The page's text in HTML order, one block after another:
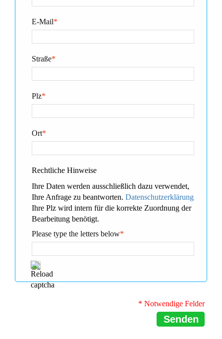
*
E-Mail
*
Straße
*
Plz
*
Ort
Rechtliche Hinweise
Ihre Daten werden ausschließlich dazu verwendet,
Ihre Anfrage zu beantworten. Datenschutzerklärung
Ihre Plz wird intern für die korrekte Zuordnung der
Bearbeitung benötigt.
*
Please type the letters below
* Notwendige Felder
Senden